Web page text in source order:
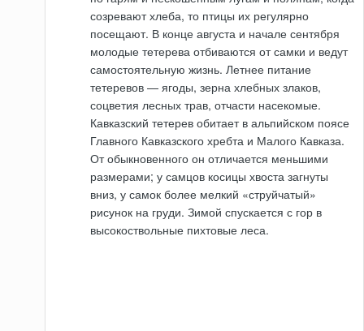
созревают хлеба, то птицы их регулярно
посещают. В конце августа и начале сентября
молодые тетерева отбиваются от самки и ведут
самостоятельную жизнь. Летнее питание
тетеревов — ягоды, зерна хлебных злаков,
соцветия лесных трав, отчасти насекомые.
Кавказский тетерев обитает в альпийском поясе
Главного Кавказского хребта и Малого Кавказа.
От обыкновенного он отличается меньшими
размерами; у самцов косицы хвоста загнуты
вниз, у самок более мелкий «струйчатый»
рисунок на груди. Зимой спускается с гор в
высокоствольные пихтовые леса.